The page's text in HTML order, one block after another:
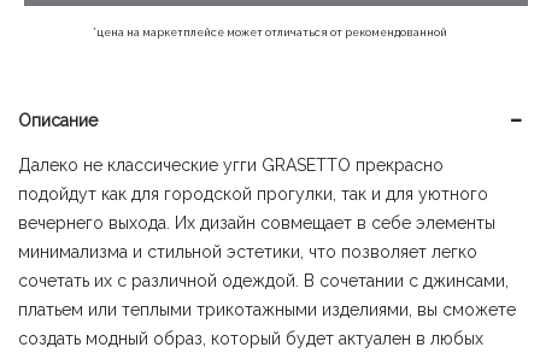
900 ₽.
*цена на маркетплейсе может отличаться от рекомендованной
Описание
Далеко не классические угги GRASETTO прекрасно
подойдут как для городской прогулки, так и для уютного
вечернего выхода. Их дизайн совмещает в себе элементы
минимализма и стильной эстетики, что позволяет легко
сочетать их с различной одеждой. В сочетании с джинсами,
платьем или теплыми трикотажными изделиями, вы сможете
создать модный образ, который будет актуален в любых